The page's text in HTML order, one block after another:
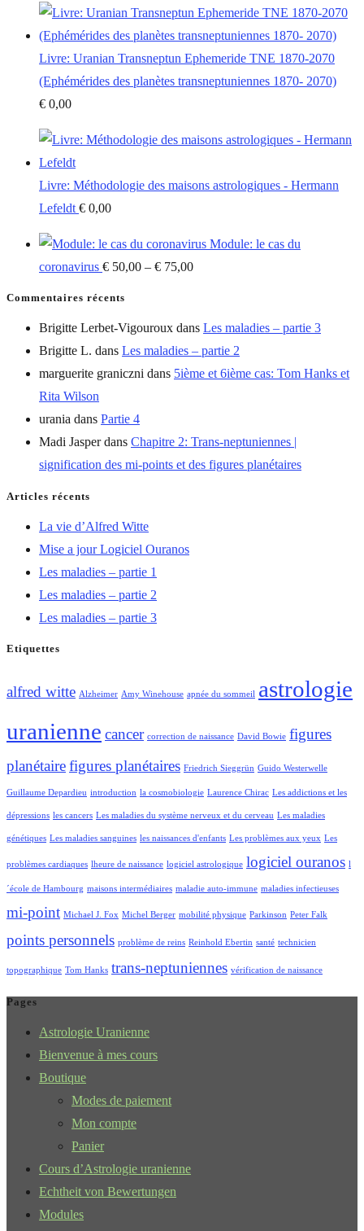
Livre: Uranian Transneptun Ephemeride TNE 1870-2070
(Ephémérides des planètes transneptuniennes 1870- 2070)
€ 0,00
Livre: Méthodologie des maisons astrologiques - Hermann
Lefeldt € 0,00
Module: le cas du
coronavirus € 50,00 – € 75,00
Commentaires récents
Brigitte Lerbet-Vigouroux dans Les maladies – partie 3
Brigitte L. dans Les maladies – partie 2
marguerite graniczni dans 5ième et 6ième cas: Tom Hanks et
Rita Wilson
urania dans Partie 4
Madi Jasperdans Chapitre 2: Trans-neptuniennes |
signification des mi-points et des figures planétaires
Articles récents
La vie d’Alfred Witte
Mise a jour Logiciel Ouranos
Les maladies – partie 1
Les maladies – partie 2
Les maladies – partie 3
Etiquettes
alfred witte Alzheimer Amy Winehouse apnée du sommeil astrologie
uranienne cancer correction de naissance David Bowie figures
planétairefigures planétaires Friedrich Sieggrün Guido Westerwelle
Guillaume Depardieu introduction la cosmobiologie Laurence Chirac Les addictions et les
dépressions les cancers Les maladies du système nerveux et du cerveau Les maladies
génétiques Les maladies sanguines les naissances d'enfants Les problèmes aux yeux Les
problèmes cardiaques lheure de naissance logiciel astrologique logiciel ouranos l
´école de Hambourg maisons intermédiaires maladie auto-immune maladies infectieuses
mi-point Michael J. Fox Michel Berger mobilité physique Parkinson Peter Falk
points personnels problème de reins Reinhold Ebertin santé technicien
topographique Tom Hanks trans-neptuniennes vérification de naissance
Pages
Astrologie Uranienne
Bienvenue à mes cours
Boutique
Modes de paiement
Mon compte
Panier
Cours d’Astrologie uranienne
Echtheit von Bewertungen
Modules